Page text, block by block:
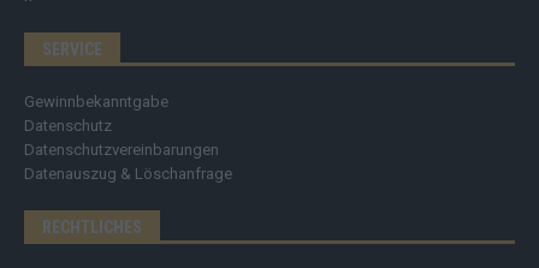
SERVICE
Gewinnbekanntgabe
Datenschutz
Datenschutzvereinbarungen
Datenauszug & Löschanfrage
RECHTLICHES